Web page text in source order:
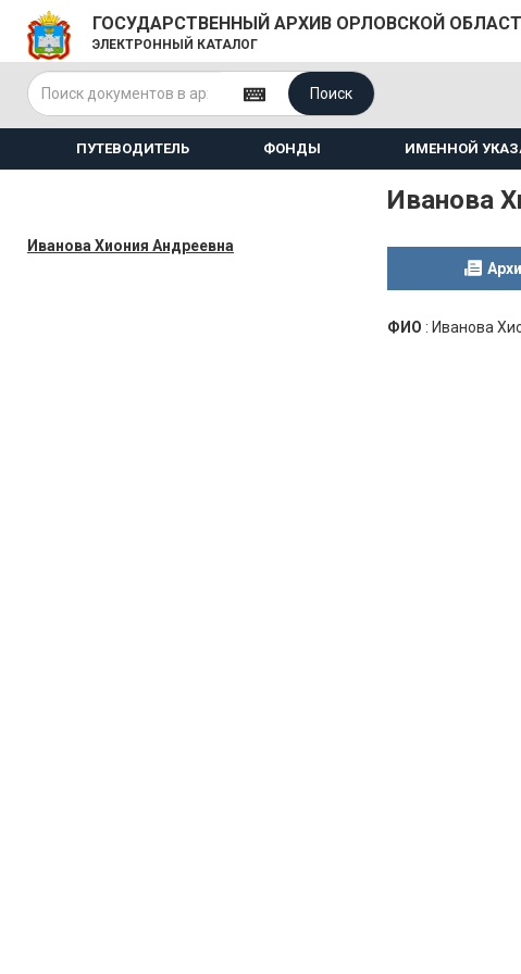
ГОСУДАРСТВЕННЫЙ АРХИВ ОРЛОВСКОЙ
ЭЛЕКТРОННЫЙ КАТАЛОГ
Поиск
ПУТЕВОДИТЕЛЬ ФОНДЫ ИМЕННОЙ
Иванова Хиония Андреевна
Иванова
ФИО : Иванова